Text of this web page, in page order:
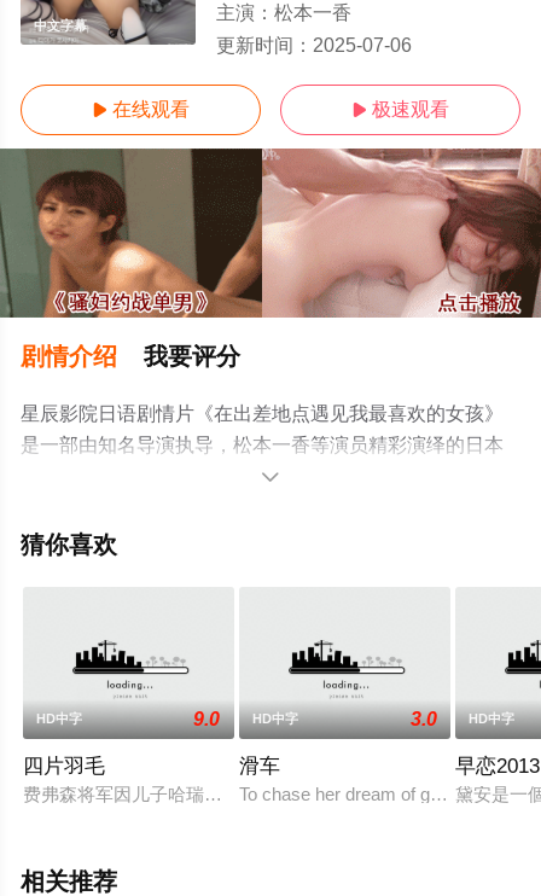
中文字幕
主演： 松本一香
更新时间： 2025-07-06
 在线观看  极速观看
剧情介绍 我要评分
星辰影院日语剧情片《在出差地点遇见我最喜欢的女孩》
是一部由知名导演执导，松本一香等演员精彩演绎的日本
电影，手机免费观看高清未删减完整版电影大全就来星辰
网等平台了解。

猜你喜欢
HD中字 9.0
四片羽毛
费弗森将军因儿子哈瑞，幼年只喜好诗词，怕有辱家族声誉，
HD中字 3.0
滑车
To chase her dream of going to
HD中字
早恋2013
黛安是一
相关推荐